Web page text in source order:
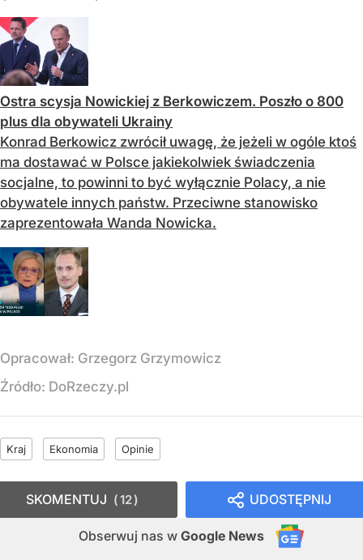
Ostra scysja Nowickiej z Berkowiczem. Poszło o 800
plus dla obywateli Ukrainy
Konrad Berkowicz zwrócił uwagę, że jeżeli w ogóle ktoś
ma dostawać w Polsce jakiekolwiek świadczenia
socjalne, to powinni to być wyłącznie Polacy, a nie
obywatele innych państw. Przeciwne stanowisko
zaprezentowała Wanda Nowicka.
Opracował: Grzegorz Grzymowicz
Źródło: DoRzeczy.pl
Kraj Ekonomia Opinie
UDOSTĘPNIJ
Obserwuj nas w Google News
SKOMENTUJ 12